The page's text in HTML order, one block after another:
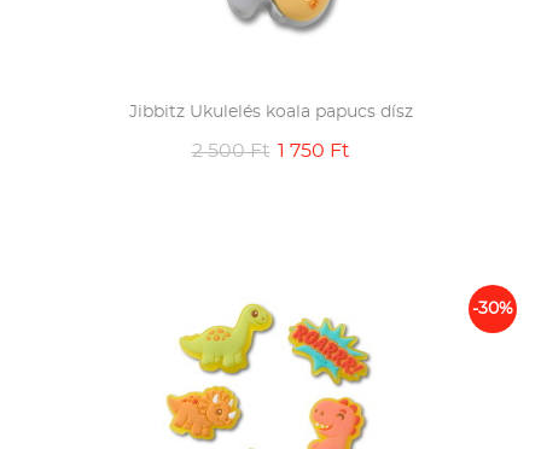
Jibbitz Ukulelés koala papucs dísz
2 500 Ft 1 750 Ft
-30%